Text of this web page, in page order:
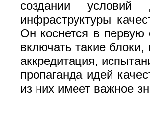
создании условий
инфраструктуры
Он коснется в первую
включать такие блоки,
аккредитация,
пропаганда идей
из них имеет важное